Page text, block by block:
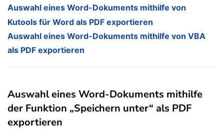
Auswahl eines Word-Dokuments mithilfe von
Kutools für Word als PDF exportieren
Auswahl eines Word-Dokuments mithilfe von VBA
als PDF exportieren
Auswahl eines Word-Dokuments mithilfe
der Funktion „Speichern unter“ als PDF
exportieren